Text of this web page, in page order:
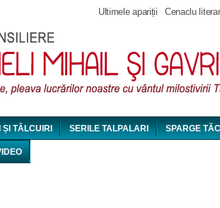
Jump to navigation
Ultimele apariții Cenaclu literar
ȘI TÂLCUIRI SERILE TALPALARI SPARGE